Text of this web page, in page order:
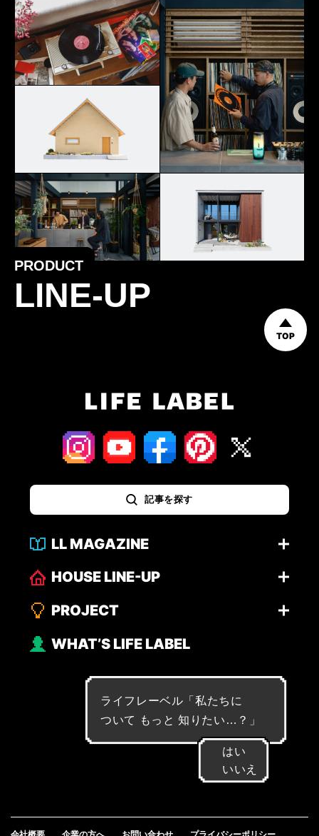
PRODUCT
LINE-UP
TOP
記事を探す
LL MAGAZINE
HOUSE LINE-UP
PROJECT
WHAT’S LIFE LABEL
ライフレーベル「私たち に
ついて も っ と 知 り た い … ？ 」
はい
いいえ